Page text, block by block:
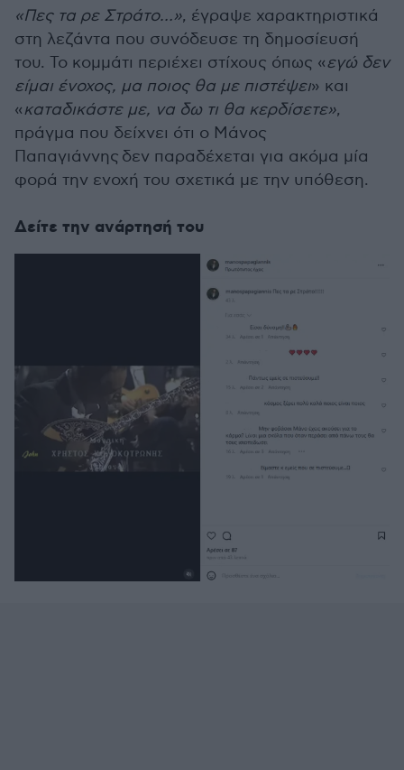
«Πες τα ρε Στράτο…», έγραψε χαρακτηριστικά
στη λεζάντα που συνόδευσε τη δημοσίευσή
του. Το κομμάτι περιέχει στίχους όπως «εγώ δεν
είμαι ένοχος, μα ποιος θα με πιστέψει» και
«καταδικάστε με, να δω τι θα κερδίσετε»,
πράγμα που δείχνει ότι ο Μάνος
Παπαγιάννης δεν παραδέχεται για ακόμα μία
φορά την ενοχή του σχετικά με την υπόθεση.
Δείτε την ανάρτησή του